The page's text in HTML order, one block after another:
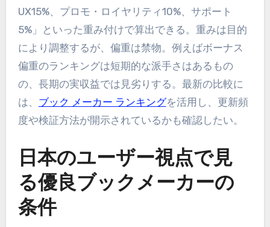
UX15%、プロモ・ロイヤリティ10%、サポート
5%」といった重み付けで算出できる。重みは目的
により調整するが、偏重は禁物。例えばボーナス
偏重のランキングは短期的な派手さはあるもの
の、長期の実収益では見劣りする。最新の比較に
は、 ブック メーカー ランキングを活用し、更新頻
度や検証方法が開示されているかも確認したい。
日本のユーザー視点で見
る優良ブックメーカーの
条件